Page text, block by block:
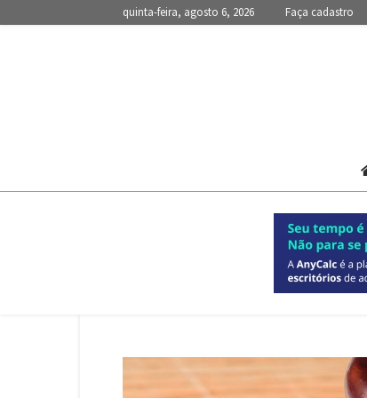
quinta-feira, agosto 6, 2026 Faça cadastro